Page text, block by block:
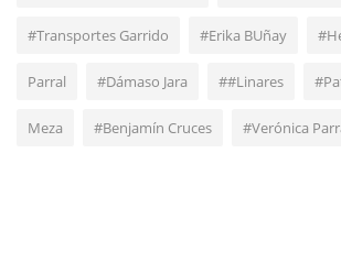
#Transportes Garrido #Erika BUñay
Parral #Dámaso Jara ##Linares
Meza #Benjamín Cruces #Verónica